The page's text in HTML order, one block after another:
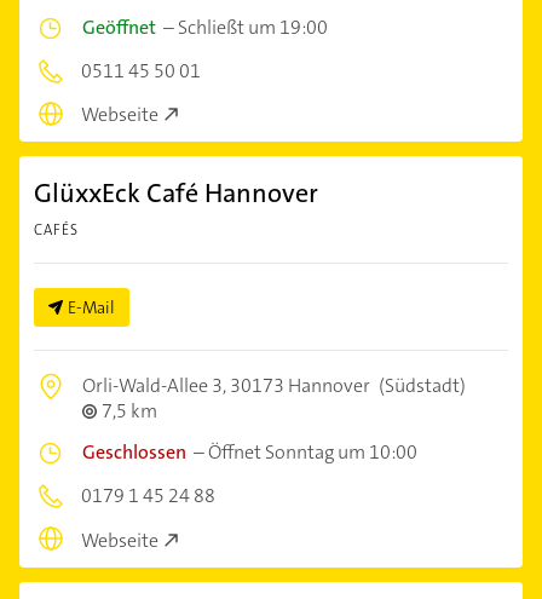
Geöffnet –Schließt um 19:00
0511 45 50 01
Webseite
GlüxxEck Café Hannover
CAFÉS
E-Mail
Orli-Wald-Allee 3,30173 Hannover (Südstadt)
7,5 km
Geschlossen –Öffnet Sonntag um 10:00
0179 1 45 24 88
Webseite